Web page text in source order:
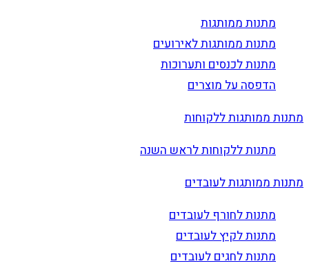
מתנות ממותגות
מתנות ממותגות לאירועים
מתנות לכנסים ותערוכות
הדפסה על מוצרים
מתנות ממותגות ללקוחות
מתנות ללקוחות לראש השנה
מתנות ממותגות לעובדים
מתנות לחורף לעובדים
מתנות לקיץ לעובדים
מתנות לחגים לעובדים